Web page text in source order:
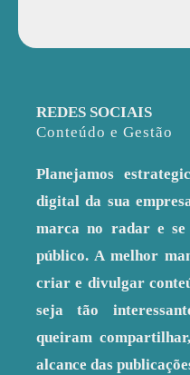
REDES SOCIAIS
Conteúdo e Gestão
Planejamos
digital da sua
marca no radar e
público. A melhor
criar e divulgar
seja tão
queiram
alcance das